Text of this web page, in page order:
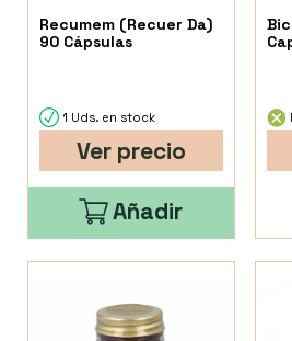
Recumem (Recuer Da)
90 Cápsulas
1 Uds. en stock
Ver precio
Añadir